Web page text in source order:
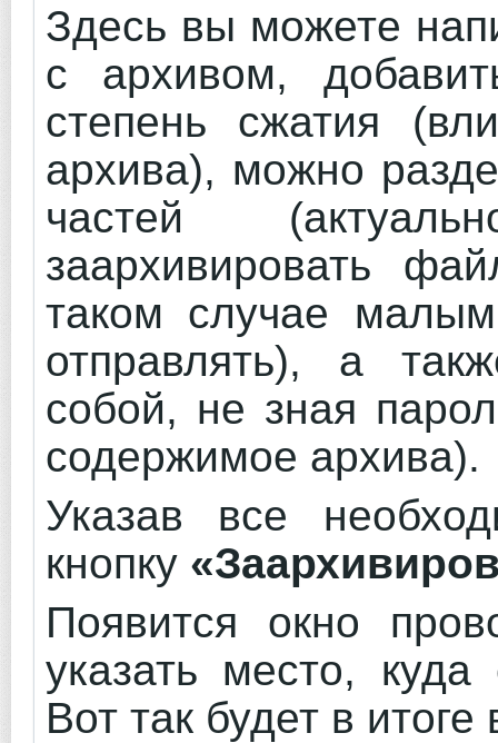
Здесь вы можете
с архивом,
степень сжатия
архива), можно
частей
заархивировать
таком случае
отправлять), а
собой, не зная
содержимое архива).
Указав все
кнопку
Появится окно
указать место,
Вот так будет в